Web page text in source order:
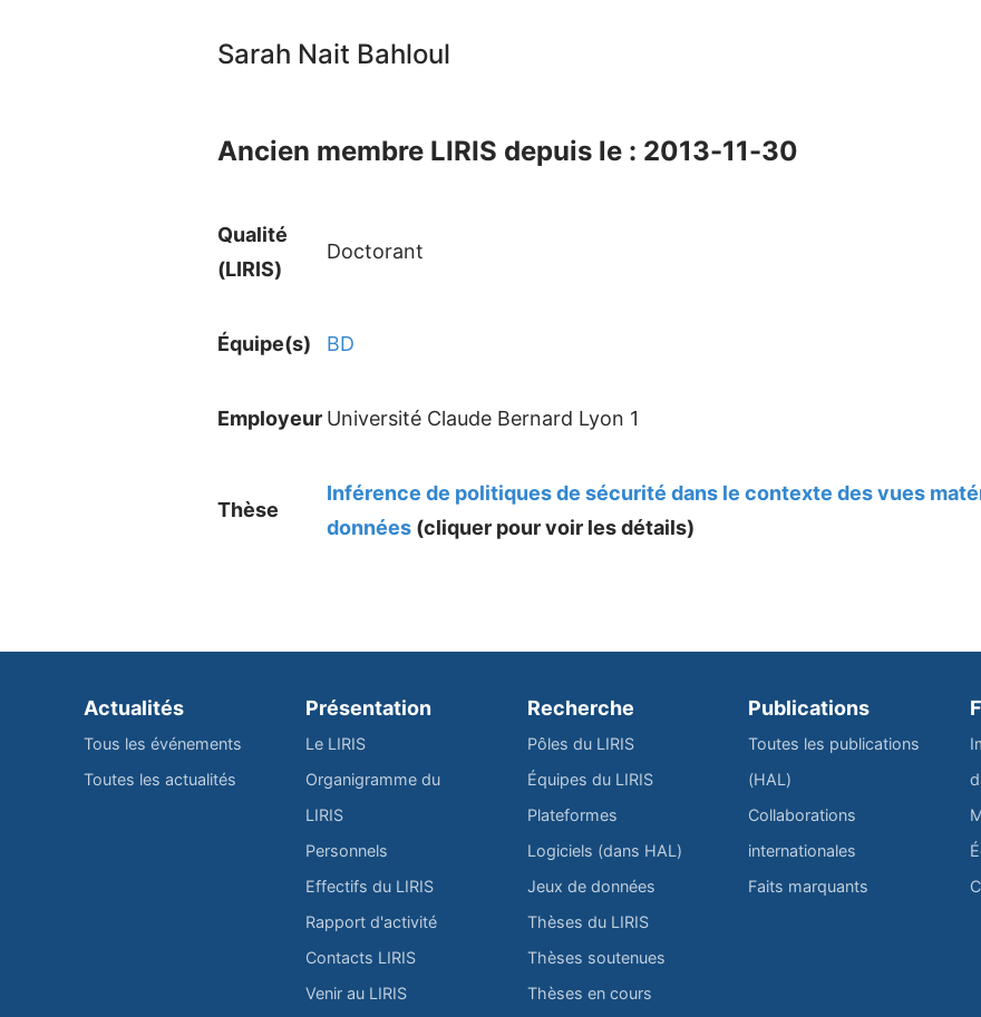
Sarah Nait Bahloul
Ancien membre LIRIS depuis le : 2013-11-30
Qualité
(LIRIS)
Doctorant
Équipe(s) BD
Employeur Université Claude Bernard Lyon 1
Thèse
Inférence de politiques de sécurité dans le contexte des vues
données (cliquer pour voir les détails)
Actualités
Tous les événements
Toutes les actualités
Présentation
Le LIRIS
Organigramme du
LIRIS
Personnels
Effectifs du LIRIS
Rapport d'activité
Contacts LIRIS
Venir au LIRIS
Recherche
Pôles du LIRIS
Équipes du LIRIS
Plateformes
Logiciels (dans HAL)
Jeux de données
Thèses du LIRIS
Thèses soutenues
Thèses en cours
Publications
Toutes les publications
(HAL)
Collaborations
internationales
Faits marquants